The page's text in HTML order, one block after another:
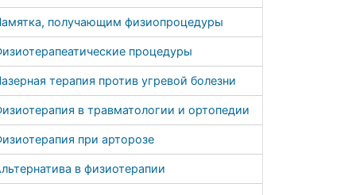
получающим физиопроцедуры
процедуры
терапия против угревой болезни
в травматологии и ортопедии
при арторозе
в физиотерапии